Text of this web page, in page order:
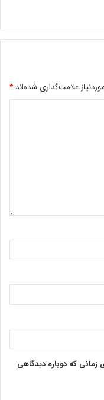
علامت‌گذاری شده‌اند *
زمانی که دوباره دیدگاهی